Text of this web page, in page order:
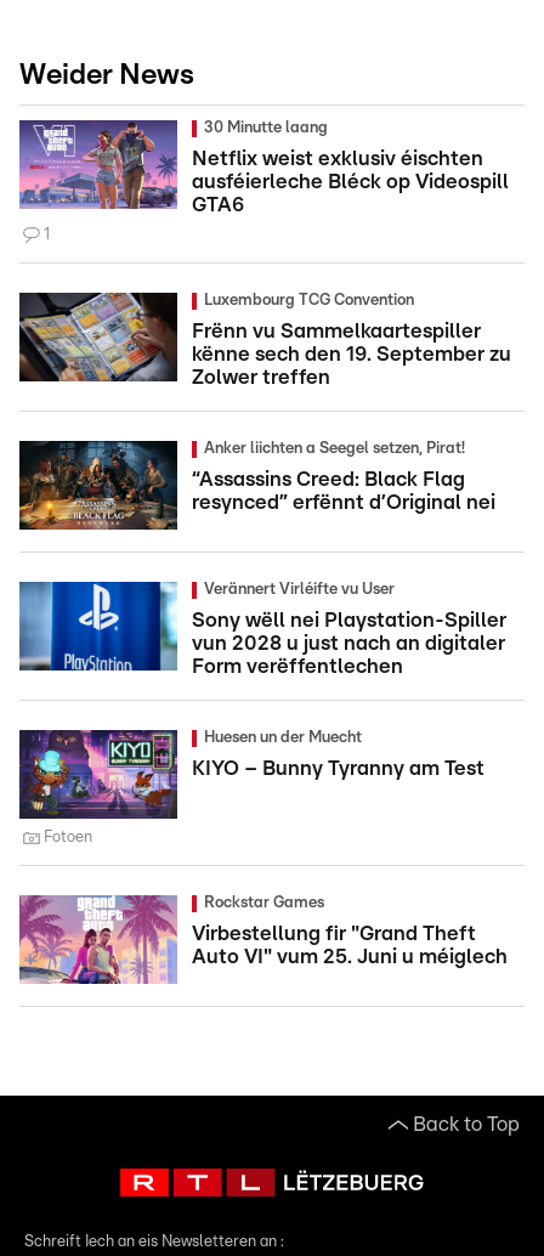
Weider News
30 Minutte laang
Netflix weist exklusiv éischten
ausféierleche Bléck op Videospill
GTA6
1
Luxembourg TCG Convention
Frënn vu Sammelkaartespiller
kënne sech den 19. September zu
Zolwer treffen
Anker liichten a Seegel setzen, Pirat!
“Assassins Creed: Black Flag
resynced” erfënnt d’Original nei
Verännert Virléifte vu User
Sony wëll nei Playstation-Spiller
vun 2028 u just nach an digitaler
Form verëffentlechen
Huesen un der Muecht
KIYO – Bunny Tyranny am Test
Fotoen
Rockstar Games
Virbestellung fir "Grand Theft
Auto VI" vum 25. Juni u méiglech
Back to Top
Schreift Iech an eis Newsletteren an :